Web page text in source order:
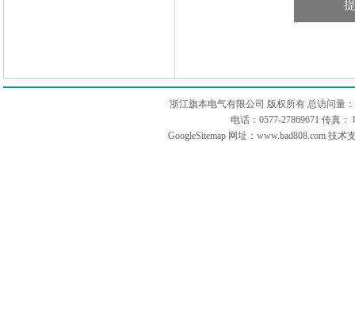
浙江旗本电气有限公司 版权所有 总访问量：
电话：0577-27869671 传真
GoogleSitemap 网址：www.bad808.com 技